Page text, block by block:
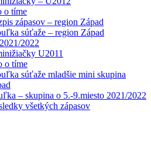
o tíme
zápasov – region Západ
súťaže – region Západ
2022
U2011
o tíme
súťaže mladšie mini skupina
– skupina o 5.-9.miesto 2021/2022
všetkých zápasov